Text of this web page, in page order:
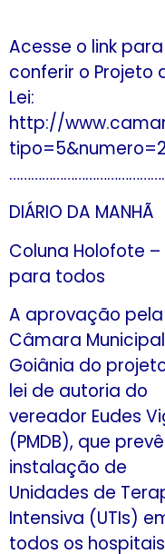
Acesse o link para
conferir o Projeto
Lei:
http://
DIÁRIO DA MANHÃ
Coluna Holofote –
para todos
A aprovação pela
Câmara
Goiânia do
lei de autoria do
vereador Eudes
(PMDB), que
instalação de
Unidades de
Intensiva (UTIs)
todos os